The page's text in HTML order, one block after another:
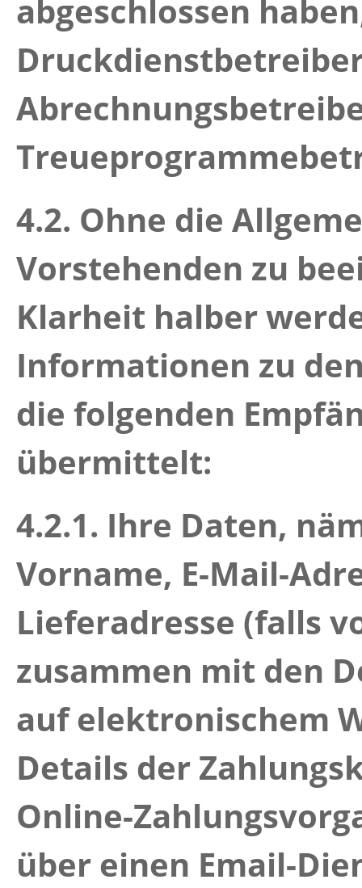
abgeschlossen
4.2. Ohne die
Vorstehenden zu
Klarheit halber
Informationen zu
die folgenden
übermittelt:
4.2.1. Ihre Daten,
Vorname, E-Mail-
Lieferadresse (falls
zusammen mit den
auf elektronischem
Details der
Online-
über einen Email-